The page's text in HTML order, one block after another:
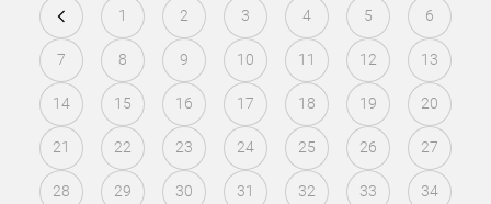
1 2 3 4 5 6
7 8 9 10 11 12 13
14 15 16 17 18 19 20
21 22 23 24 25 26 27
28 29 30 31 32 33 34